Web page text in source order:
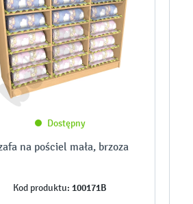
Dostępny
na pościel mała, brzoza
Kod produktu: 100171B